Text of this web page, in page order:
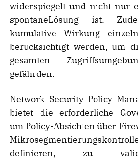
widerspiegelt und nicht nur
spontaneLösung ist.
kumulative Wirkung
berücksichtigt werden, um
gesamten
gefährden.
Network Security Policy
bietet die erforderliche
um Policy-Absichten über
definieren, zu